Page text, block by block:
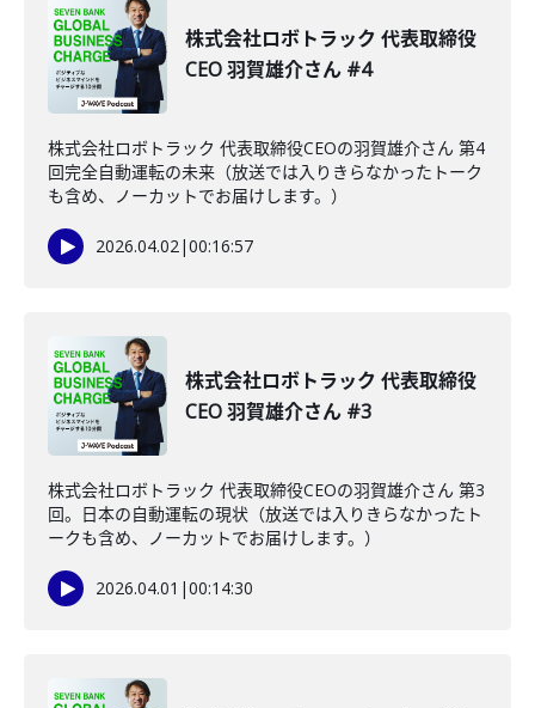
株式会社ロボトラック 代表取締役
CEO 羽賀雄介さん #4
株式会社ロボトラック 代表取締役CEOの羽賀雄介さん 第4
回完全自動運転の未来（放送では入りきらなかったトーク
も含め、ノーカットでお届けします。）
2026.04.02|00:16:57
株式会社ロボトラック 代表取締役
CEO 羽賀雄介さん #3
株式会社ロボトラック 代表取締役CEOの羽賀雄介さん 第3
回。日本の自動運転の現状（放送では入りきらなかったト
ークも含め、ノーカットでお届けします。）
2026.04.01 |00:14:30